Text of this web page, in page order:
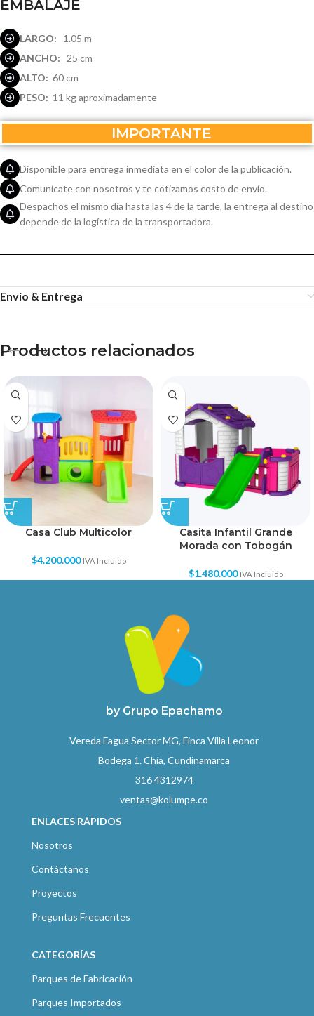
EMBALAJE
LARGO: 1.05 m
ANCHO: 25 cm
ALTO: 60 cm
PESO: 11 kg aproximadamente
IMPORTANTE
Disponible para entrega inmediata en el color de la publicación.
Comunícate con nosotros y te cotizamos costo de envío.
Despachos el mismo día hasta las 4 de la tarde, la entrega al destino
depende de la logística de la transportadora.
Envío & Entrega
Productos relacionados
Casa Club Multicolor
$4.200.000 IVA Incluido
Casita Infantil Grande
Morada con Tobogán
$1.480.000 IVA Incluido
by Grupo Epachamo
Vereda Fagua Sector MG, Finca Villa Leonor
Bodega 1. Chía, Cundinamarca
316 4312974
ventas@kolumpe.co
ENLACES RÁPIDOS
Nosotros
Contáctanos
Proyectos
Preguntas Frecuentes
CATEGORÍAS
Parques de Fabricación
Parques Importados